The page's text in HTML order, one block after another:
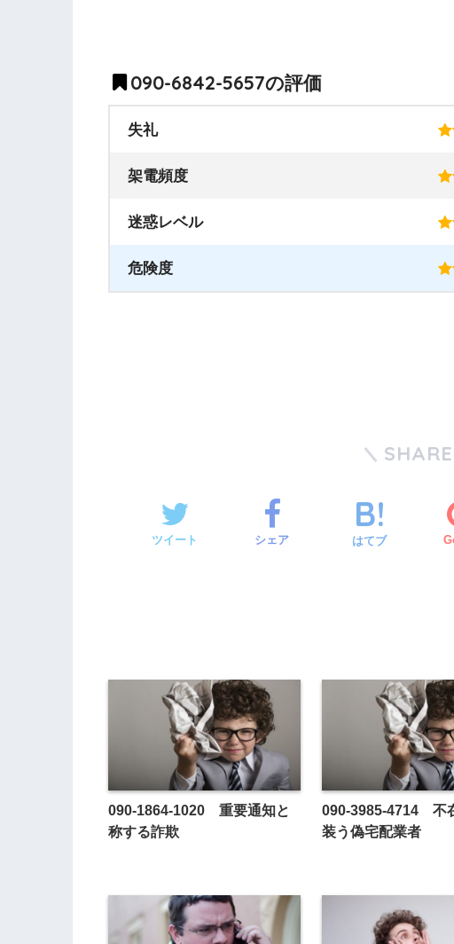
090-6842-5657の評価
失礼
架電頻度
迷惑レベル
危険度
SHARE
ツイート シェア はてブ
090-1864-1020 重要通知と
称する詐欺
090-3985-4714 不
装う偽宅配業者